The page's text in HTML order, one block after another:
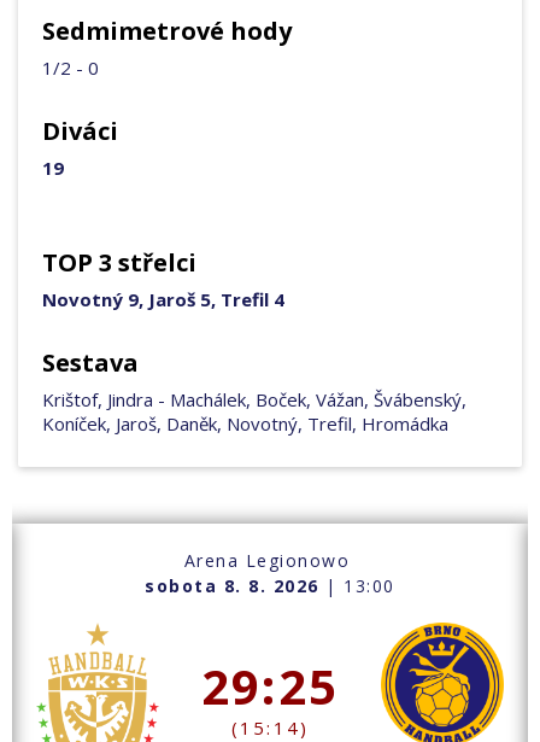
Sedmimetrové hody
1/2 - 0
Diváci
19
TOP 3 střelci
Novotný 9, Jaroš 5, Trefil 4
Sestava
Krištof, Jindra - Machálek, Boček, Vážan, Švábenský,
Koníček, Jaroš, Daněk, Novotný, Trefil, Hromádka
Arena Legionowo
sobota 8. 8. 2026 | 13:00
29:25
(15:14)